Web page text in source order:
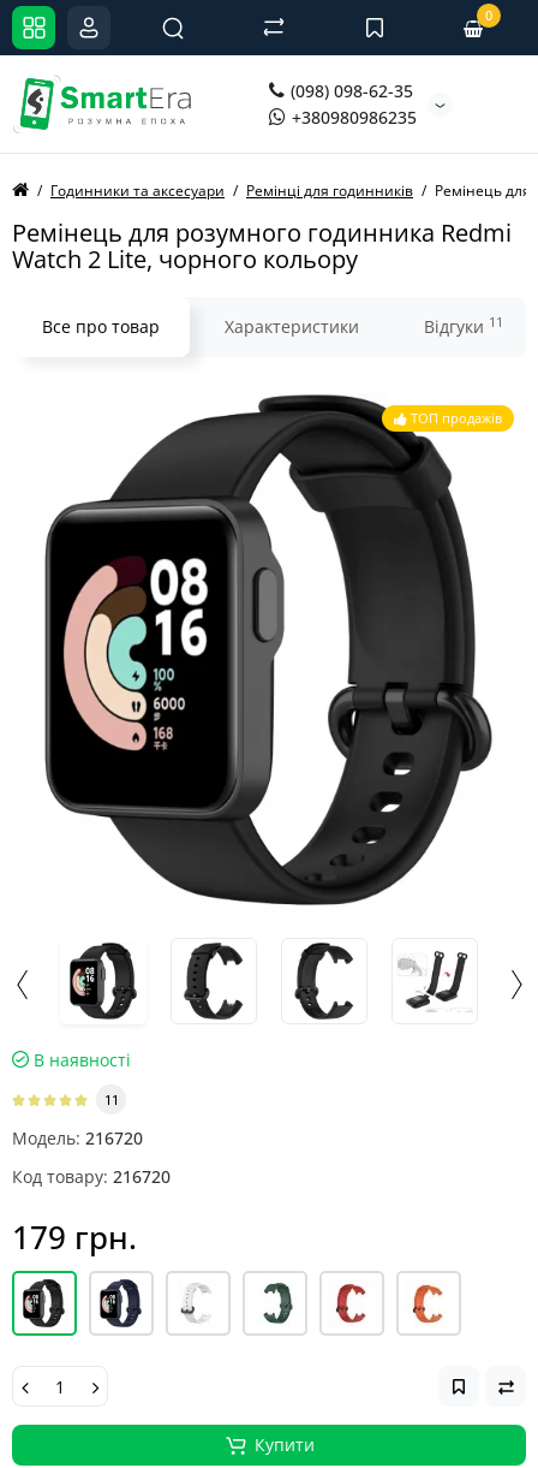
(098) 098-62-35
+380980986235
0
Годинники та аксесуари Ремінці для годинників Ремінець для
Ремінець для розумного годинника Redmi
Watch 2 Lite, чорного кольору
Все про товар Характеристики Відгуки 11
ТОП продажів
В наявності
11
Модель: 216720
Код товару: 216720
179 грн.
Купити